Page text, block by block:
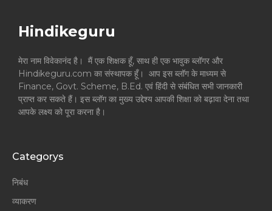
Hindikeguru
मेरा नाम विवेकानंद है। मैं एक शिक्षक हूँ, साथ ही एक भावुक ब्लॉगर और
Hindikeguru.com का संस्थापक हूँ। आप इस ब्लॉग के माध्यम से
Finance, Govt. Scheme, B.Ed. एवं हिंदी से संबंधित सभी जानकारी
प्राप्त कर सकते हैं। इस ब्लॉग का मुख्य उद्देश्य आपकी शिक्षा को बढ़ावा देना तथा
आपके लक्ष्य को पूरा करना है।
Categorys
निबंध
व्याकरण